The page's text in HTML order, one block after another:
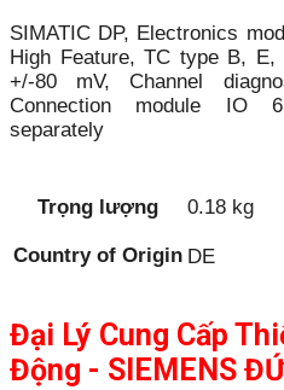
SIMATIC DP, Electronics
High Feature, TC type B,
+/-80 mV, Channel
Connection module IO
separately
Trọng lượng 0.18 kg
Country of Origin DE
Đại Lý Cung Cấp
Động - SIEMENS